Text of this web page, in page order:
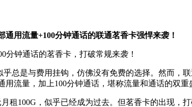
用流量+100分钟通话的联通茗香卡强悍来袭！
分钟通话的茗香卡，打破常规来袭！
总是与费用挂钩，仿佛没有免费的选择。然而，
流量，加上100分钟通话，堪称流量和通话的双重
租100G，似乎已经成为过去。但茗香卡的出现